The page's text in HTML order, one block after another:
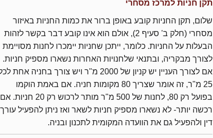
תקן חניות למרכז מסחרי
שלום, תקן החניות קובע באופן ברור את כמות החניות באיזור
מסחרי (חלק ב' סעיף 2), אולם הוא אינו קובע דבר בקשר לזהות
הבעלות על החניות. כלומר, ייתכן שחניות יימכרו לחנות מסויימת
לצורך מבקריה, ובתנאי שלחנויות האחרות נשארו מספיק חניות.
אם לצורך העניין יש קניון של 2000 מ"ר ויש צורך בחניה אחת
25 מ"ר, זה אומר שצריך 80 מקומות חניה. אם באמת הוקמו
בפועל רק 80, לחנות של 500 מ"ר מותר לרכוש רק 20 חניות. אם
רכשה יותר- לא נשארו מספיק חניות לשאר ואז ניתן להפעיל עורך
דין ולהפעיל גם את הוועדה המקומית לתכנון ובניה.